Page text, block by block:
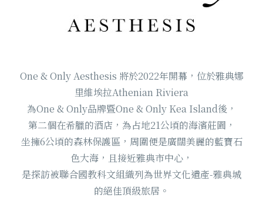
One & Only Aesthesis 將於2022年開幕，位於雅典娜
里維埃拉Athenian Riviera
為One & Only品牌暨One & Only Kea Island後，
第二個在希臘的酒店，為占地21公頃的海濱莊園，
坐擁6公頃的森林保護區，周圍便是廣闊美麗的藍寶石
色大海，且接近雅典市中心，
是探訪被聯合國教科文組織列為世界文化遺產-雅典城
的絕佳頂級旅居。